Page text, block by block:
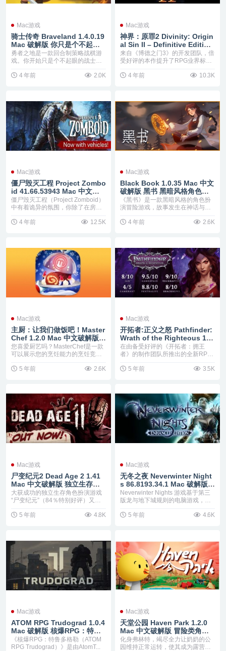
Mac游戏
骑士传奇 Braveland 1.4.0.19
Mac 破解版 你只是个不起眼
的战士的儿子
勇者之地是一款回合制策略战棋游
戏。你开始只是个不起眼的战士的
4 年前
2.0K
Mac游戏
神界：原罪2 Divinity: Origin
al Sin II – Definitive Edition
3.6.117.3735 Mac 破解版 角
色扮演游戏
来自《博德之门3》的开发团队，倍
受好评的本作提升了RPG业界标
4 年前
10.3K
Mac游戏
僵尸毁灭工程 Project Zombo
id 41.66.53943 Mac 中文破
解版 角色扮演RPG
僵尸毁灭工程（Project Zomboid）
中有着诡异的氛围，你除了在房间
4 年前
12.5K
Mac游戏
Black Book 1.0.35 Mac 中文
破解版 黑书 黑暗风格角色扮
演游戏
《黑书》是一款黑暗风格的角色扮
演冒险游戏，故事发生在神话与现
4 年前
2.6K
Mac游戏
主厨：让我们做饭吧！Master
Chef 1.2.0 Mac 中文破解版
主厨角色扮演类游戏
您喜爱厨艺吗？MasterChef是一款
可以展示您的烹饪能力的烹饪竞赛
5 年前
2.6K
Mac游戏
开拓者:正义之怒 Pathfinder:
Wrath of the Righteous 1.1.
3e Mac 中文破解版 一个天使
和恶魔的神话战争
在由备受好评的《开拓者：拥王
者》的制作团队所推出的全新RPG
5 年前
3.5K
Mac游戏
尸变纪元2 Dead Age 2 1.41
Mac 中文破解版 独立生存角
色扮演游戏
大获成功的独立生存角色扮演游戏
“尸变纪元”（84％特别好评）又回
5 年前
4.8K
Mac游戏
无冬之夜 Neverwinter Night
s 86.8193.34.1 Mac 破解版
角色扮演类游戏
Neverwinter Nights 游戏基于第三
版龙与地下城规则的电脑游戏，
5 年前
4.6K
Mac游戏
ATOM RPG Trudograd 1.0.4
Mac 破解版 核爆RPG：特鲁
多格勒
《核爆RPG：特鲁多格勒（ATOM
RPG Trudograd）》是由AtomT...
Mac游戏
天堂公园 Haven Park 1.2.0
Mac 中文破解版 冒险类角色
扮演游戏
化身弗林特，竭尽全力让奶奶的公
园维持正常运转，使其成为露营者